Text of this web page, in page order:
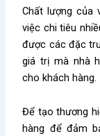
Chất lượng của
việc chi tiêu
được các đặc
giá trị mà nhà
cho khách hàng.
Để tạo thương
hàng để đảm